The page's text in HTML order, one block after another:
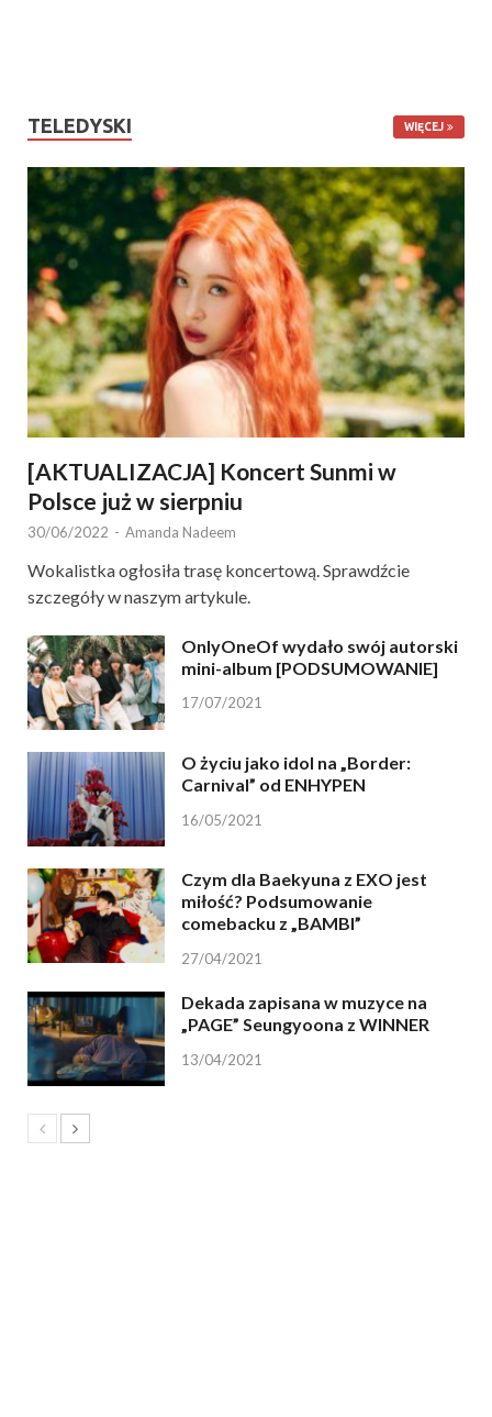
TELEDYSKI WIĘCEJ
[AKTUALIZACJA] Koncert Sunmi w
Polsce już w sierpniu
30/06/2022 - Amanda Nadeem
Wokalistka ogłosiła trasę koncertową. Sprawdźcie
szczegóły w naszym artykule.
OnlyOneOf wydało swój autorski
mini-album [PODSUMOWANIE]
17/07/2021
O życiu jako idol na „Border:
Carnival” od ENHYPEN
16/05/2021
Czym dla Baekyuna z EXO jest
miłość? Podsumowanie
comebacku z „BAMBI”
27/04/2021
Dekada zapisana w muzyce na
„PAGE” Seungyoona z WINNER
13/04/2021